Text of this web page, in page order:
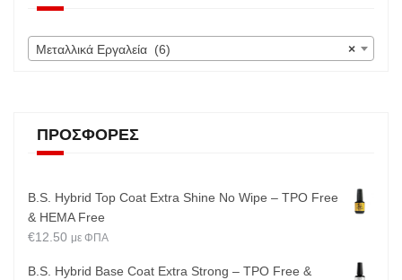
×
Μεταλλικά Εργαλεία (6)
ΠΡΟΣΦΟΡΈΣ
B.S. Hybrid Top Coat Extra Shine No Wipe – TPO Free
& HEMA Free
€12.50 με ΦΠΑ
B.S. Hybrid Base Coat Extra Strong – TPO Free &